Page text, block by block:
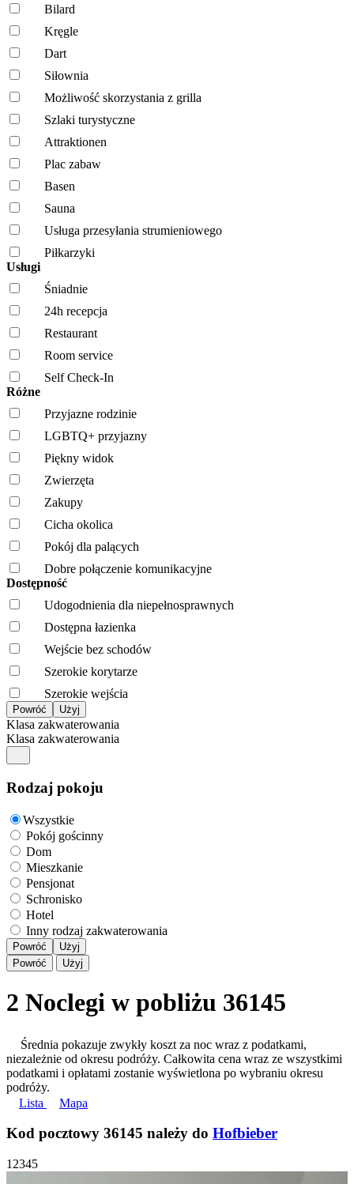
Bilard
Kręgle
Dart
Siłownia
Możliwość skorzystania z grilla
Szlaki turystyczne
Attraktionen
Plac zabaw
Basen
Sauna
Usługa przesyłania strumieniowego
Piłkarzyki
Usługi
Śniadnie
24h recepcja
Restaurant
Room service
Self Check-In
Różne
Przyjazne rodzinie
LGBTQ+ przyjazny
Piękny widok
Zwierzęta
Zakupy
Cicha okolica
Pokój dla palących
Dobre połączenie komunikacyjne
Dostępność
Udogodnienia dla niepełnosprawnych
Dostępna łazienka
Wejście bez schodów
Szerokie korytarze
Szerokie wejścia
Klasa zakwaterowania
Klasa zakwaterowania
Rodzaj pokoju
Wszystkie
Pokój gościnny
Dom
Mieszkanie
Pensjonat
Schronisko
Hotel
Inny rodzaj zakwaterowania
Powróć
Użyj
Powróć
Użyj
2 Noclegi w pobliżu 36145
Średnia pokazuje zwykły koszt za noc wraz z podatkami,
niezależnie od okresu podróży. Całkowita cena wraz ze wszystkimi
podatkami i opłatami zostanie wyświetlona po wybraniu okresu
podróży.
Lista
Mapa
Kod pocztowy 36145 należy do Hofbieber
1 2345